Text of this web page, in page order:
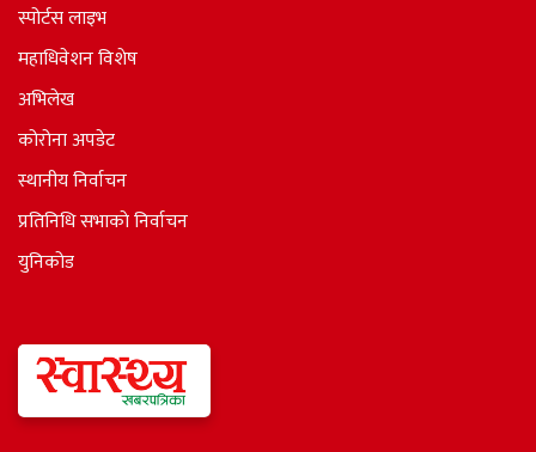
स्पोर्टस लाइभ
महाधिवेशन विशेष
अभिलेख
कोरोना अपडेट
स्थानीय निर्वाचन
प्रतिनिधि सभाकाे निर्वाचन
युनिकोड